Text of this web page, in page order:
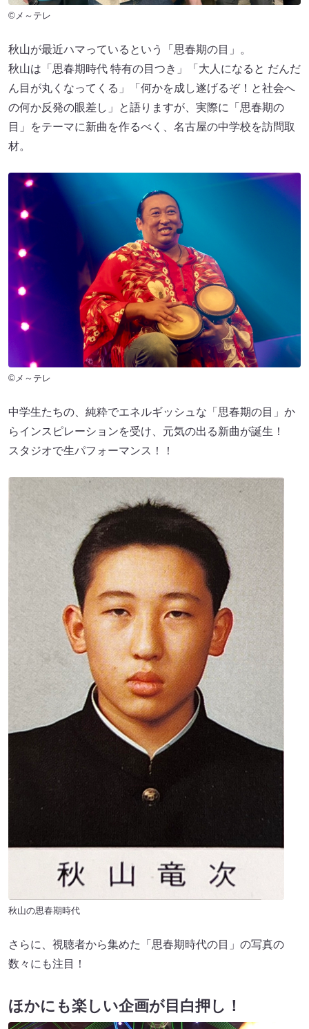
©メ～テレ
秋山が最近ハマっているという「思春期の目」。
秋山は「思春期時代 特有の目つき」「大人になると だんだ
ん目が丸くなってくる」「何かを成し遂げるぞ！と社会へ
の何か反発の眼差し」と語りますが、実際に「思春期の
目」をテーマに新曲を作るべく、名古屋の中学校を訪問取
材。
©メ～テレ
中学生たちの、純粋でエネルギッシュな「思春期の目」か
らインスピレーションを受け、元気の出る新曲が誕生！
スタジオで生パフォーマンス！！
秋山の思春期時代
さらに、視聴者から集めた「思春期時代の目」の写真の
数々にも注目！
ほかにも楽しい企画が目白押し！